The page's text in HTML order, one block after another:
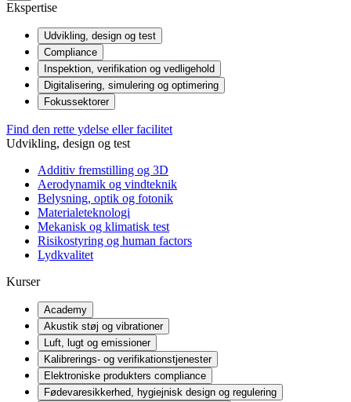
Ekspertise
Udvikling, design og test
Compliance
Inspektion, verifikation og vedligehold
Digitalisering, simulering og optimering
Fokussektorer
Find den rette ydelse eller facilitet
Udvikling, design og test
Additiv fremstilling og 3D
Aerodynamik og vindteknik
Belysning, optik og fotonik
Materialeteknologi
Mekanisk og klimatisk test
Risikostyring og human factors
Lydkvalitet
Kurser
Academy
Akustik støj og vibrationer
Luft, lugt og emissioner
Kalibrerings- og verifikationstjenester
Elektroniske produkters compliance
Fødevaresikkerhed, hygiejnisk design og regulering